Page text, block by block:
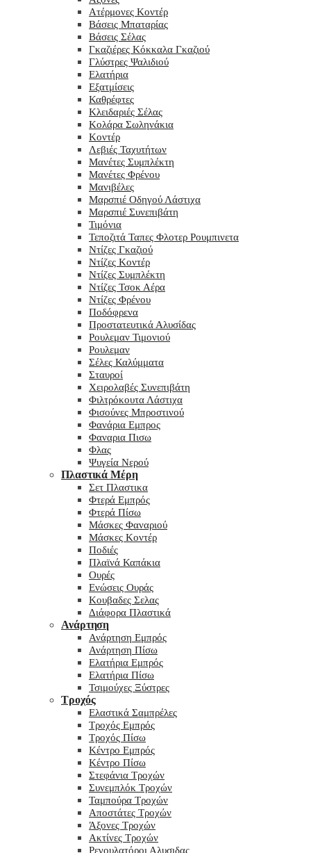
Ατέρμονες Κοντέρ
Βάσεις Μπαταρίας
Βάσεις Σέλας
Γκαζιέρες Κόκκαλα Γκαζιού
Γλύστρες Ψαλιδιού
Ελατήρια
Εξατμίσεις
Καθρέφτες
Κλειδαριές Σέλας
Κολάρα Σωληνάκια
Κοντέρ
Λεβιές Ταχυτήτων
Μανέτες Συμπλέκτη
Μανέτες Φρένου
Μανιβέλες
Μαρσπιέ Οδηγού Λάστιχα
Μαρσπιέ Συνεπιβάτη
Τιμόνια
Τεποζιτά Ταπες Φλοτερ Ρουμπινετα
Ντίζες Γκαζιού
Ντίζες Κοντέρ
Ντίζες Συμπλέκτη
Ντίζες Τσοκ Αέρα
Ντίζες Φρένου
Ποδόφρενα
Προστατευτικά Αλυσίδας
Ρουλεμαν Τιμονιού
Ρουλεμαν
Σέλες Καλύμματα
Σταυροί
Χειρολαβές Συνεπιβάτη
Φιλτρόκουτα Λάστιχα
Φισούνες Μπροστινού
Φανάρια Εμπρος
Φαναρια Πισω
Φλας
Ψυγεία Νερού
Πλαστικά Μέρη
Σετ Πλαστικα
Φτερά Εμπρός
Φτερά Πίσω
Μάσκες Φαναριού
Μάσκες Κοντέρ
Ποδιές
Πλαϊνά Καπάκια
Ουρές
Ενώσεις Ουράς
Κουβαδες Σελας
Διάφορα Πλαστικά
Ανάρτηση
Ανάρτηση Εμπρός
Ανάρτηση Πίσω
Ελατήρια Εμπρός
Ελατήρια Πίσω
Τσιμούχες Ξύστρες
Τροχός
Ελαστικά Σαμπρέλες
Τροχός Εμπρός
Τροχός Πίσω
Κέντρο Εμπρός
Κέντρο Πίσω
Στεφάνια Τροχών
Συνεμπλόκ Τροχών
Ταμπούρα Τροχών
Αποστάτες Τροχών
Άξονες Τροχών
Ακτίνες Τροχών
Ρεγουλατόροι Αλυσιδας